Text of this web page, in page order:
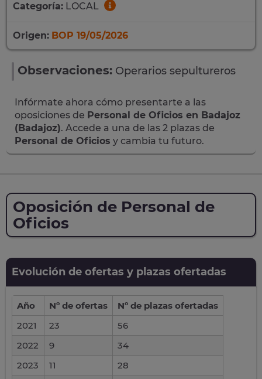
Categoría: LOCAL
Origen: BOP 19/05/2026
Observaciones: Operarios sepultureros
Infórmate ahora cómo presentarte a las
oposiciones de Personal de Oficios en Badajoz
(Badajoz). Accede a una de las 2 plazas de
Personal de Oficios y cambia tu futuro.
Oposición de Personal de
Oficios
Evolución de ofertas y plazas ofertadas
Año Nº de ofertas
Nº de plazas ofertadas
2021
23
56
2022
9
34
2023
11
28